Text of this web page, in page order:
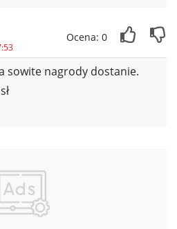
Ocena: 0
sowite nagrody dostanie.